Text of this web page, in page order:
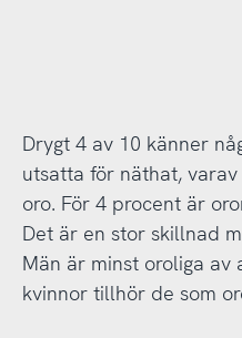
Drygt 4 av 10 känner
utsatta för näthat,
oro. För 4 procent är
Det är en stor skillnad
Män är minst oroliga av
kvinnor tillhör de som